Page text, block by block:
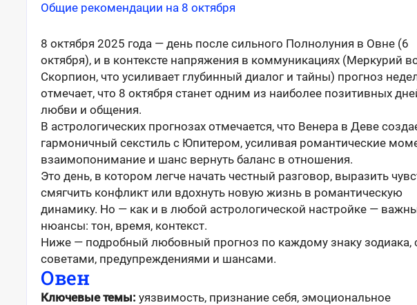
Общие рекомендации на 8 октября
8 октября 2025 года — день после сильного Полнолуния в Овне (6
октября), и в контексте напряжения в коммуникациях (Меркурий
Скорпион, что усиливает глубинный диалог и тайны) прогноз
отмечает, что 8 октября станет одним из наиболее позитивных
любви и общения.
В астрологических прогнозах отмечается, что Венера в Деве
гармоничный секстиль с Юпитером, усиливая романтические
взаимопонимание и шанс вернуть баланс в отношения.
Это день, в котором легче начать честный разговор, выразить
смягчить конфликт или вдохнуть новую жизнь в романтическую
динамику. Но — как и в любой астрологической настройке —
нюансы: тон, время, контекст.
Ниже — подробный любовный прогноз по каждому знаку зодиака,
советами, предупреждениями и шансами.
Овен
Ключевые темы: уязвимость, признание себя, эмоциональное